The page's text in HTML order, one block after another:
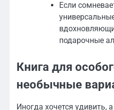
Если
подарочные
Книга для
необычные
Иногда хочется удивить,